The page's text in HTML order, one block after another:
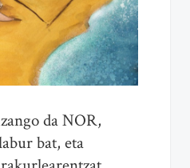
da NOR,
bat, eta